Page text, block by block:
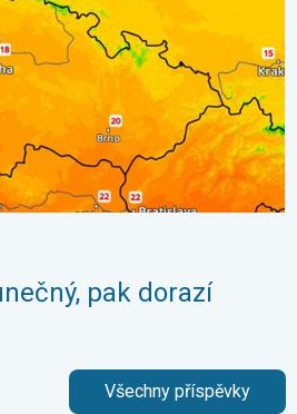
pak dorazí
Všechny příspěvky